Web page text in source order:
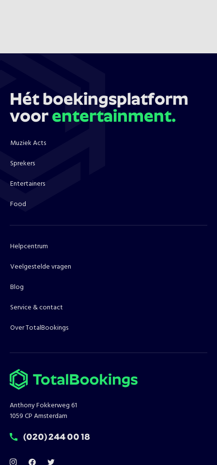
Hét boekingsplatform
voor entertainment.
Muziek Acts
Sprekers
Entertainers
Food
Helpcentrum
Veelgestelde vragen
Blog
Service & contact
Over TotalBookings
Anthony Fokkerweg 61
1059 CP Amsterdam
T:
(020) 244 00 18